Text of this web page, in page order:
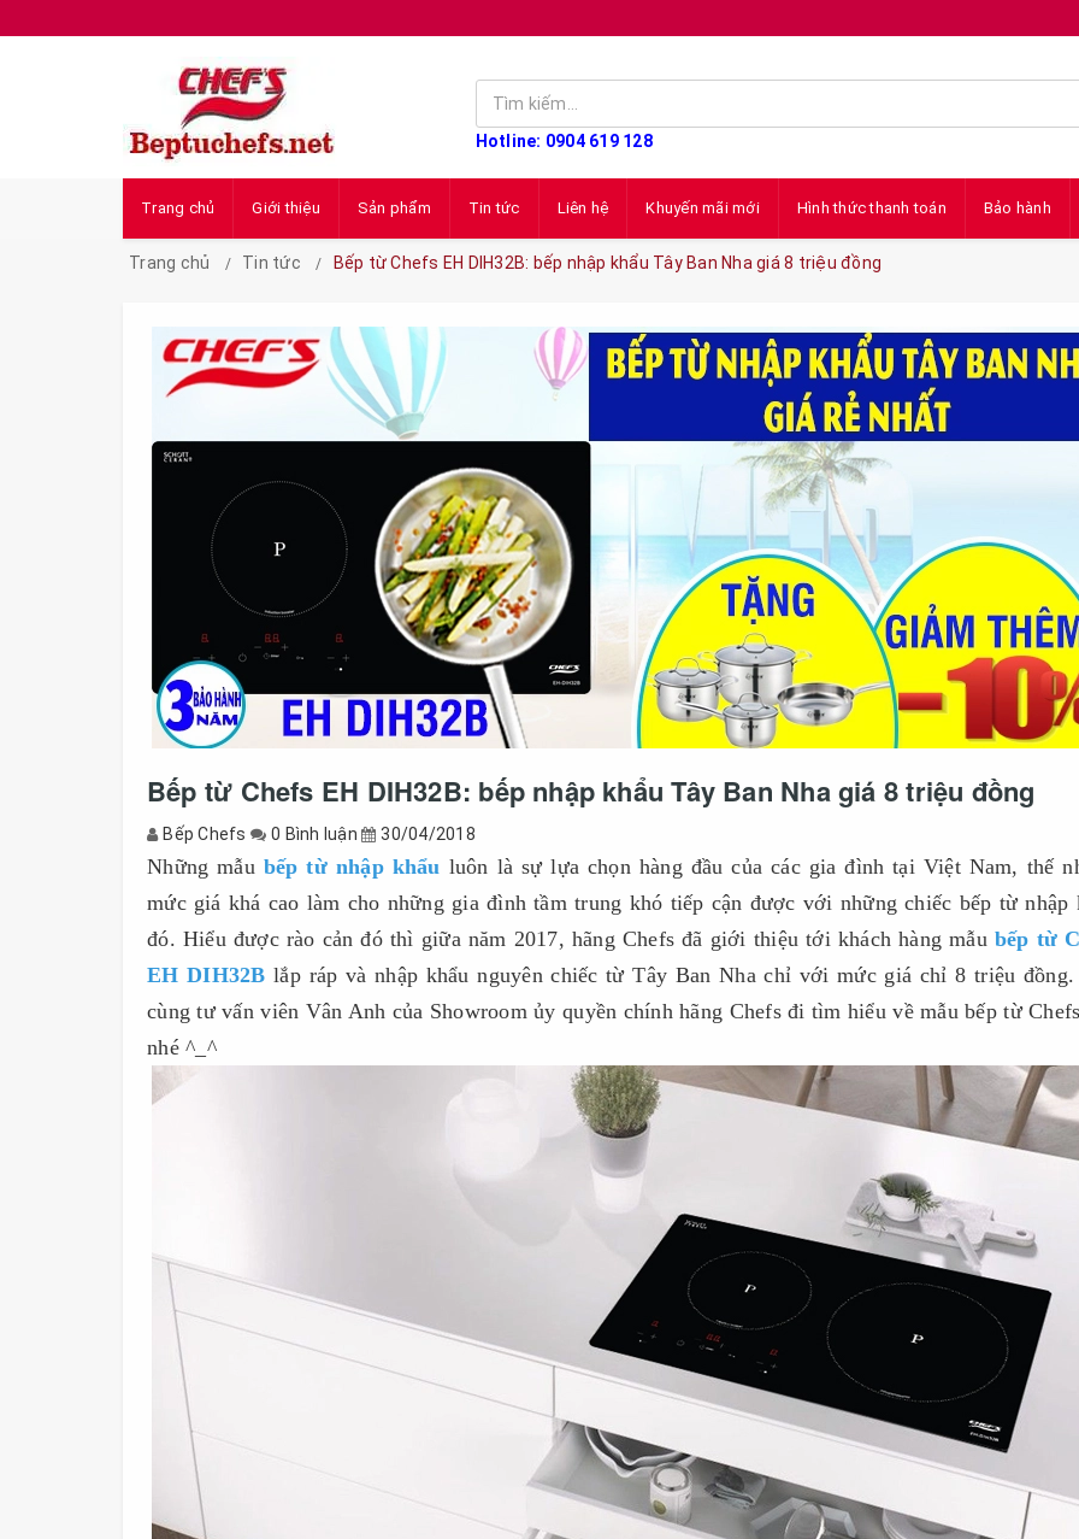
Hotline: 0904 619 128
Trang chủ Giới thiệu Sản phẩm Tin tức Liên hệ Khuyến mãi mới Hình thức thanh toán Bảo hành
Trang chủ Tin tức Bếp từ Chefs EH DIH32B: bếp nhập khẩu Tây Ban Nha giá 8 triệu đồng
Bếp từ Chefs EH DIH32B: bếp nhập khẩu Tây Ban Nha giá 8 triệu đồng
Bếp Chefs 0 Bình luận 30/04/2018
Những mẫu bếp từ nhập khẩu luôn là sự lựa chọn hàng đầu của các gia đình tại Việt Nam, thế
mức giá khá cao làm cho những gia đình tầm trung khó tiếp cận được với những chiếc bếp từ nhập
đó. Hiểu được rào cản đó thì giữa năm 2017, hãng Chefs đã giới thiệu tới khách hàng mẫu bếp từ
EH DIH32B lắp ráp và nhập khẩu nguyên chiếc từ Tây Ban Nha chỉ với mức giá chỉ 8 triệu
cùng tư vấn viên Vân Anh của Showroom ủy quyền chính hãng Chefs đi tìm hiểu về mẫu bếp từ
nhé ^_^